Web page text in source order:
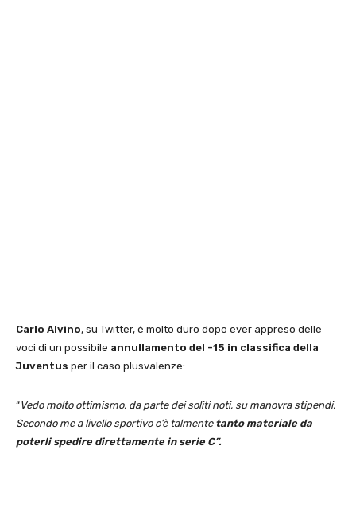
Carlo Alvino, su Twitter, è molto duro dopo ever appreso delle
voci di un possibile annullamento del -15 in classifica della
Juventus per il caso plusvalenze:
“Vedo molto ottimismo, da parte dei soliti noti, su manovra stipendi.
Secondo me a livello sportivo c’è talmente tanto materiale da
poterli spedire direttamente in serie C”.